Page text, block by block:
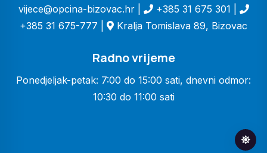
vijece@opcina-bizovac.hr |
+385 31 675 301 |
+385 31 675-777 |
Kralja Tomislava 89, Bizovac
Radno vrijeme
Ponedjeljak-petak: 7:00 do 15:00 sati, dnevni odmor:
10:30 do 11:00 sati